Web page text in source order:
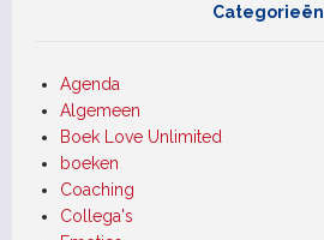
Categorieën
Agenda
Algemeen
Boek Love Unlimited
boeken
Coaching
Collega's